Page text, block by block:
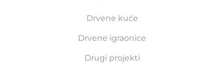
Drvene kuće
Drvene igraonice
Drugi projekti